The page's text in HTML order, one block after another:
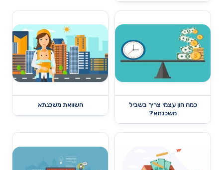
כמה הון עצמי צריך בשביל
משכנתא?
השוואת משכנתא